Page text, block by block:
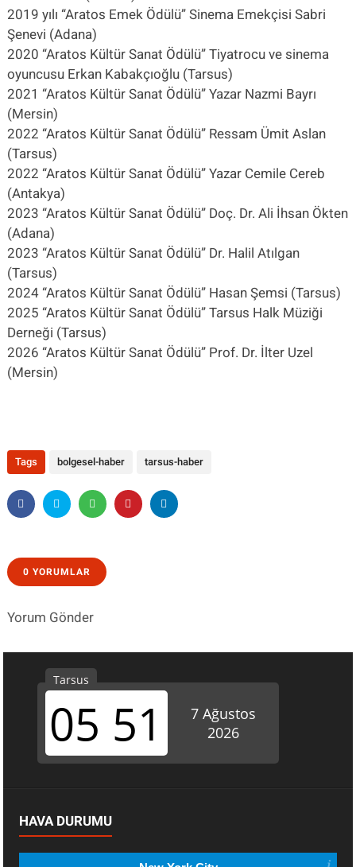
2019 yılı “Aratos Emek Ödülü” Sinema Emekçisi Sabri
Şenevi (Adana)
2020 “Aratos Kültür Sanat Ödülü” Tiyatrocu ve sinema
oyuncusu Erkan Kabakçıoğlu (Tarsus)
2021 “Aratos Kültür Sanat Ödülü” Yazar Nazmi Bayrı
(Mersin)
2022 “Aratos Kültür Sanat Ödülü” Ressam Ümit Aslan
(Tarsus)
2022 “Aratos Kültür Sanat Ödülü” Yazar Cemile Cereb
(Antakya)
2023 “Aratos Kültür Sanat Ödülü” Doç. Dr. Ali İhsan Ökten
(Adana)
2023 “Aratos Kültür Sanat Ödülü” Dr. Halil Atılgan
(Tarsus)
2024 “Aratos Kültür Sanat Ödülü” Hasan Şemsi (Tarsus)
2025 “Aratos Kültür Sanat Ödülü” Tarsus Halk Müziği
Derneği (Tarsus)
2026 “Aratos Kültür Sanat Ödülü” Prof. Dr. İlter Uzel
(Mersin)
Tags bolgesel-haber tarsus-haber
0 YORUMLAR
Yorum Gönder
HAVA DURUMU